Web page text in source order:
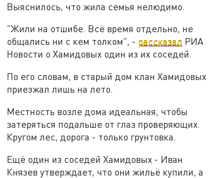
Выяснилось, что жила семья нелюдимо.
"Жили на отшибе. Всё время отдельно, не
общались ни с кем толком", - рассказал РИА
Новости о Хамидовых один из их соседей.
По его словам, в старый дом клан Хамидовых
приезжал лишь на лето.
Местность возле дома идеальная, чтобы
затеряться подальше от глаз проверяющих.
Кругом лес, дорога - только грунтовка.
Ещё один из соседей Хамидовых - Иван
Князев утверждает, что они жильё купили, а